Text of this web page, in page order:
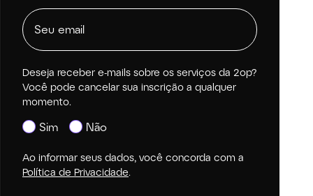
Deseja receber e-mails sobre os serviços da 2op?
Você pode cancelar sua inscrição a qualquer
momento.
Sim Não
Ao informar seus dados, você concorda com a
Política de Privacidade.